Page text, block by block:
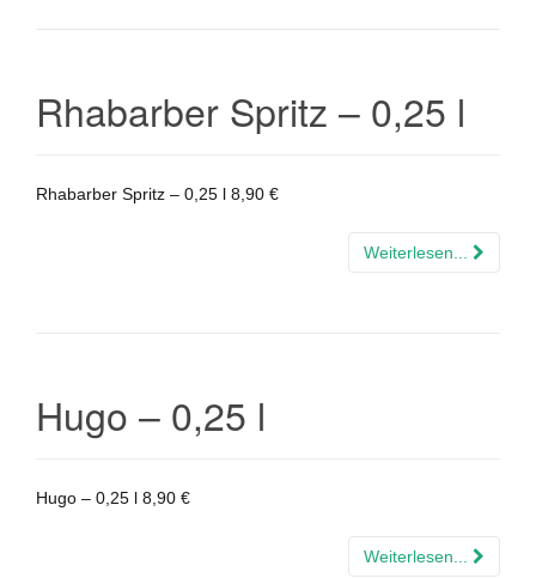
Rhabarber Spritz – 0,25 l
Rhabarber Spritz – 0,25 l 8,90 €
Weiterlesen...
Hugo – 0,25 l
Hugo – 0,25 l 8,90 €
Weiterlesen...